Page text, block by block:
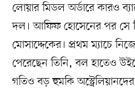
লোয়ার মিডল অর্ডারে কারও
দল। আফিফ হোসেনের পর সে
মোসাদ্দেকের। প্রথম ম্যাচে
পেরেছেন তিনি, বল হাতেও
গতিও বড় হুমকি